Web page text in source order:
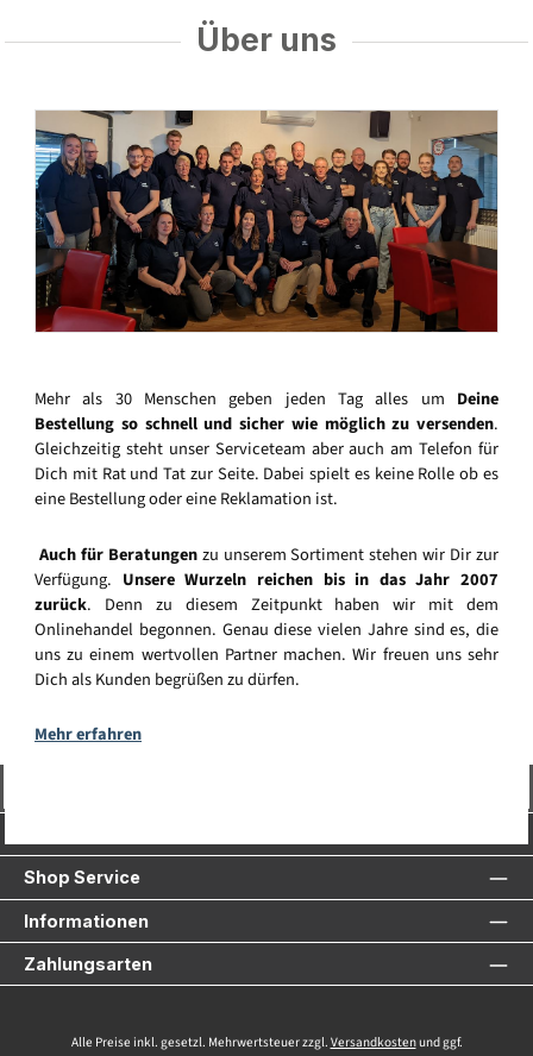
Über uns
Mehr als 30 Menschen geben jeden Tag alles um Deine
Bestellung so schnell und sicher wie möglich zu versenden.
Gleichzeitig steht unser Serviceteam aber auch am Telefon für
Dich mit Rat und Tat zur Seite. Dabei spielt es keine Rolle ob es
eine Bestellung oder eine Reklamation ist.
Auch für Beratungenzu unserem Sortiment stehen wir Dir zur
Verfügung. Unsere Wurzeln reichen bis in das Jahr 2007
zurück. Denn zu diesem Zeitpunkt haben wir mit dem
Onlinehandel begonnen. Genau diese vielen Jahre sind es, die
uns zu einem wertvollen Partner machen. Wir freuen uns sehr
Dich als Kunden begrüßen zu dürfen.
Mehr erfahren
Shop Service
Informationen
Zahlungsarten
Alle Preise inkl. gesetzl. Mehrwertsteuer zzgl. Versandkostenund ggf.